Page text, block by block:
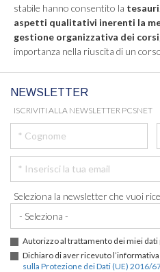
stabile hanno consentito la
aspetti qualitativi inerenti la
gestione organizzativa dei corsi
importanza nella riuscita di un
NEWSLETTER
ISCRIVITI ALLA NEWSLETTER PCSNET
Seleziona la newsletter che vuoi
Autorizzo al trattamento dei miei dati
Dichiaro di aver ricevuto
sulla Protezione dei Dati (UE) 2016/